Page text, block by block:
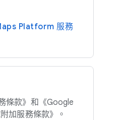
Platform 服務​
條款》​和​《Google
加​服務​條款》。